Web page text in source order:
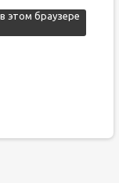
этом браузере